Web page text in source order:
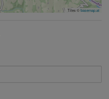
Tiles ©basemap.at